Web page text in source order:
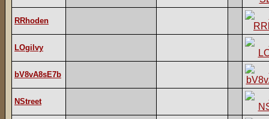
RRhoden
LOgilvy
bV8vA8sE7b
NStreet